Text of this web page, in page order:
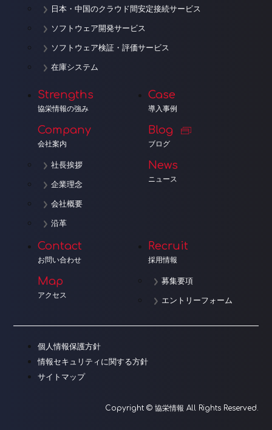
日本・中国のクラウド間安定接続サービス
ソフトウェア開発サービス
ソフトウェア検証・評価サービス
在庫システム
Strengths
協栄情報の強み
Company
会社案内
社長挨拶
企業理念
会社概要
沿革
Case
導入事例
Blog
ブログ
News
ニュース
Contact
お問い合わせ
Map
アクセス
Recruit
採用情報
募集要項
エントリーフォーム
個人情報保護方針
情報セキュリティに関する方針
サイトマップ
Copyright © 協栄情報 All Rights Reserved.